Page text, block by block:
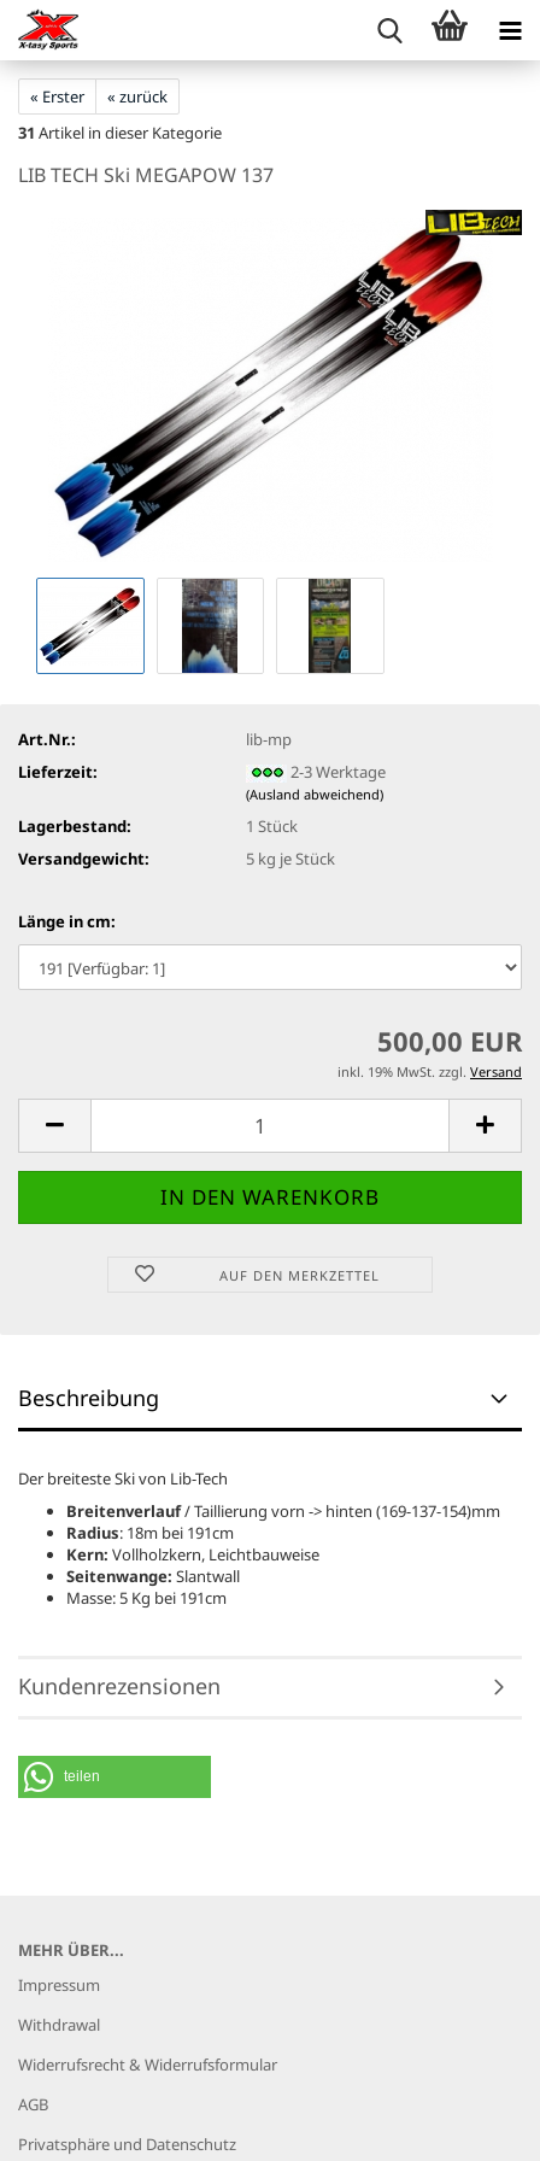
« Erster
« zurück
31 Artikel in dieser Kategorie
LIB TECH Ski MEGAPOW 137
Art.Nr.:
lib-mp
Lieferzeit:
2-3 Werktage
(Ausland abweichend)
Lagerbestand: 1 Stück
Versandgewicht:
5 kg je Stück
Länge in cm:
500,00 EUR
inkl. 19% MwSt. zzgl. Versand
AUF DEN MERKZETTEL
Beschreibung
Der breiteste Ski von Lib-Tech
Breitenverlauf/ Taillierung vorn -> hinten (169-137-154)mm
Radius: 18m bei 191cm
Kern: Vollholzkern, Leichtbauweise
Seitenwange: Slantwall
Masse: 5 Kg bei 191cm
Kundenrezensionen
teilen
MEHR ÜBER...
Impressum
Withdrawal
Widerrufsrecht & Widerrufsformular
AGB
Privatsphäre und Datenschutz